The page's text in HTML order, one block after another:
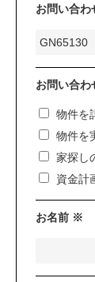
お問い合わ
お問い合わ
物件を
物件を
家探し
資金計
お名前 ※